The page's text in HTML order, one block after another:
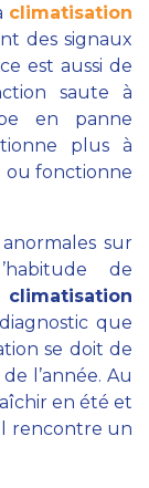
climatisation
des signaux
est aussi de
saute à
en panne
plus à
ou fonctionne
sur
de
que
se doit de
l’année. Au
en été et
rencontre un